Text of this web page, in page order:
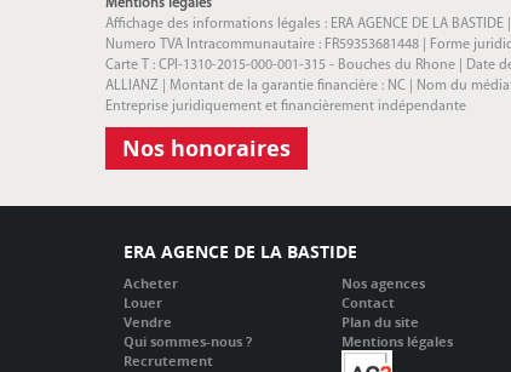
Mentions légales
Affichage des informations légales : ERA AGENCE DE LA BASTIDE
Numero TVA Intracommunautaire : FR59353681448 | Forme
Carte T : CPI-1310-2015-000-001-315 - Bouches du Rhone | Date
ALLIANZ | Montant de la garantie financière : NC | Nom du
Entreprise juridiquement et financièrement indépendante
Nos honoraires
ERA AGENCE DE LA BASTIDE
Acheter
Louer
Vendre
Qui sommes-nous ?
Recrutement
Nos agences
Contact
Plan du site
Mentions légales